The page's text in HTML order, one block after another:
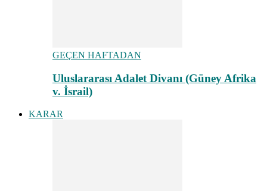
GEÇEN HAFTADAN
Uluslararası Adalet Divanı (Güney Afrika
v. İsrail)
KARAR